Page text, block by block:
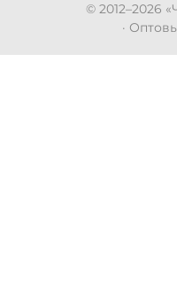
© 2012–2026
·